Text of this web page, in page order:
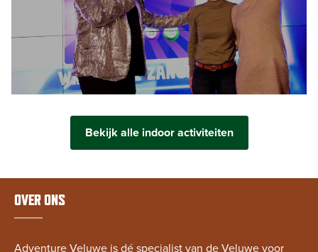
Bekijk alle indoor activiteiten
OVER ONS
Adventure Veluwe is dé specialist van de Veluwe voor